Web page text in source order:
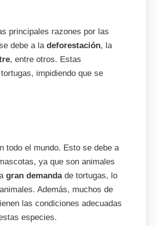
principales razones por las
debe a la deforestación, la
, entre otros. Estas
impidiendo que se
todo el mundo. Esto se debe a
ya que son animales
gran demandade tortugas, lo
Además, muchos de
las condiciones adecuadas
especies.